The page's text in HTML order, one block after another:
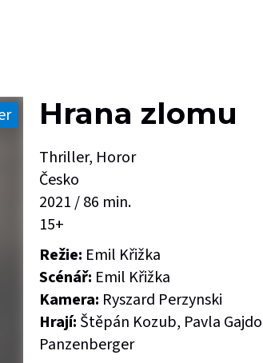
Hrana zlomu
Thriller, Horor
Česko
2021 / 86 min.
15+
Režie: Emil Křižka
Scénář: Emil Křižka
Kamera: Ryszard Perzynski
Hrají: Štěpán Kozub, Pavla
Panzenberger